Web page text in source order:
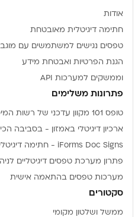
אודות
חתימה דיגיטלית מאובטחת
טפסים נגישים למשתמשים עם
הגנת הפרטיות ואבטחת מידע
וממשקים למערכות API
פתרונות משלימים
טופס 101 מקוון עדכני של רשות המיסים מובנה במערכת
ארכיון דיגיטלי באמזון - בסביבה
iForms Doc Signs - חתימה דיגיטלית על מסמכים
פתרון מערכת טפסים דיגיטליים
מערכות טפסים בהתאמה אישית
סקטורים
ממשל ושלטון מקומי